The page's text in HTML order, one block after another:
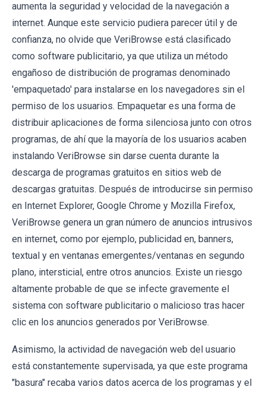
aumenta la seguridad y velocidad de la navegación a
internet. Aunque este servicio pudiera parecer útil y de
confianza, no olvide que VeriBrowse está clasificado
como software publicitario, ya que utiliza un método
engañoso de distribución de programas denominado
'empaquetado' para instalarse en los navegadores sin el
permiso de los usuarios. Empaquetar es una forma de
distribuir aplicaciones de forma silenciosa junto con otros
programas, de ahí que la mayoría de los usuarios acaben
instalando VeriBrowse sin darse cuenta durante la
descarga de programas gratuitos en sitios web de
descargas gratuitas. Después de introducirse sin permiso
en Internet Explorer, Google Chrome y Mozilla Firefox,
VeriBrowse genera un gran número de anuncios intrusivos
en internet, como por ejemplo, publicidad en, banners,
textual y en ventanas emergentes/ventanas en segundo
plano, intersticial, entre otros anuncios. Existe un riesgo
altamente probable de que se infecte gravemente el
sistema con software publicitario o malicioso tras hacer
clic en los anuncios generados por VeriBrowse.
Asimismo, la actividad de navegación web del usuario
está constantemente supervisada, ya que este programa
"basura" recaba varios datos acerca de los programas y el